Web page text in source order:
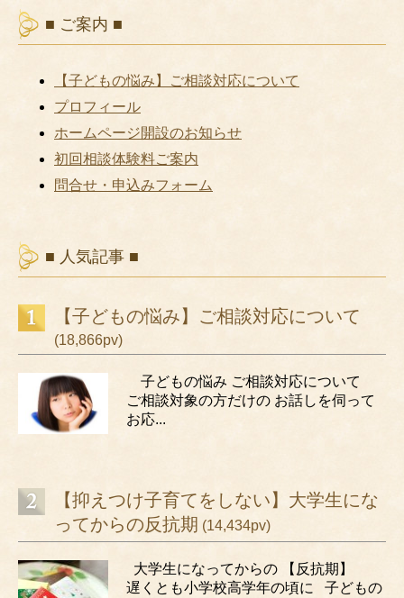
■ ご案内 ■
【子どもの悩み】ご相談対応について
プロフィール
ホームページ開設のお知らせ
初回相談体験料ご案内
問合せ・申込みフォーム
■ 人気記事 ■
【子どもの悩み】ご相談対応について
(18,866pv)
子どもの悩み ご相談対応について
ご相談対象の方だけの お話しを伺って
お応...
【抑えつけ子育てをしない】大学生にな
ってからの反抗期 (14,434pv)
大学生になってからの 【反抗期】
遅くとも小学校高学年の頃に 子どもの